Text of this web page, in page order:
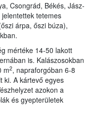
Csongrád, Békés, Jász-
tetemes
árpa, őszi búza),
mértéke 14-50 lakott
is. Kalászosokban
m2, napraforgóban 6-8
ki. A kártevő egyes
azokon a
és gyepterületek